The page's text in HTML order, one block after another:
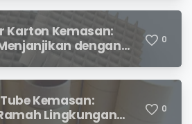
Karton Kemasan:
dengan
Terus Meningkat
0
Kemasan:
Lingkungan
0